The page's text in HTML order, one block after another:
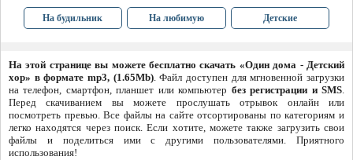
На будильник На любимую Детские
На этой странице вы можете бесплатно скачать «Один дома - Детский
хор» в формате mp3, (1.65Mb). Файл доступен для мгновенной загрузки
на телефон, смартфон, планшет или компьютер без регистрации и SMS.
Перед скачиванием вы можете прослушать отрывок онлайн или
посмотреть превью. Все файлы на сайте отсортированы по категориям и
легко находятся через поиск. Если хотите, можете также загрузить свои
файлы и поделиться ими с другими пользователями. Приятного
использования!